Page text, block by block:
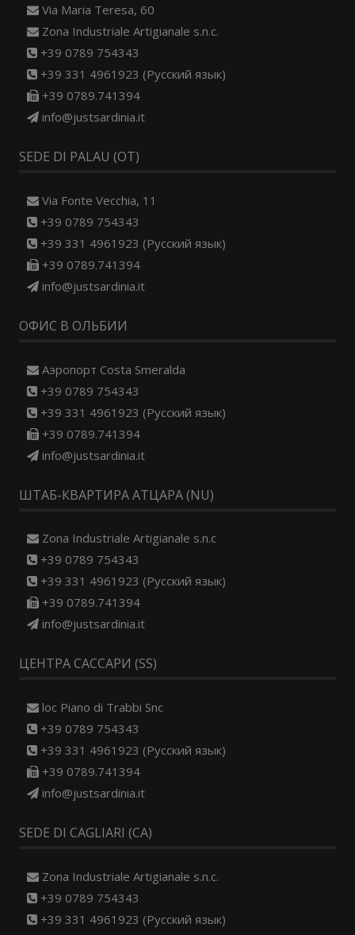
Via Maria Teresa, 60
Zona Industriale Artigianale s.n.c.
+39 0789 754343
+39 331 4961923 (Русский язык)
+39 0789.741394
info@justsardinia.it
SEDE DI PALAU (OT)
Via Fonte Vecchia, 11
+39 0789 754343
+39 331 4961923 (Русский язык)
+39 0789.741394
info@justsardinia.it
ОФИС В ОЛЬБИИ
Aэропорт Costa Smeralda
+39 0789 754343
+39 331 4961923 (Русский язык)
+39 0789.741394
info@justsardinia.it
ШТАБ-КВАРТИРА АТЦАРА (NU)
Zona Industriale Artigianale s.n.c
+39 0789 754343
+39 331 4961923 (Русский язык)
+39 0789.741394
info@justsardinia.it
ЦЕНТРА САССАРИ (SS)
loc Piano di Trabbi Snc
+39 0789 754343
+39 331 4961923 (Русский язык)
+39 0789.741394
info@justsardinia.it
SEDE DI CAGLIARI (CA)
Zona Industriale Artigianale s.n.c.
+39 0789 754343
+39 331 4961923 (Русский язык)